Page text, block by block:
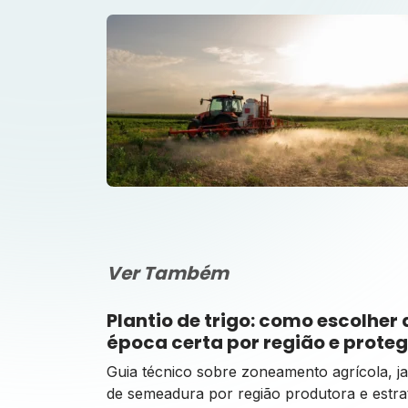
Ver Também
Plantio de trigo: como escolher
época certa por região e
lavoura das geadas
Guia técnico sobre zoneamento agrícola,
de semeadura por região produtora e